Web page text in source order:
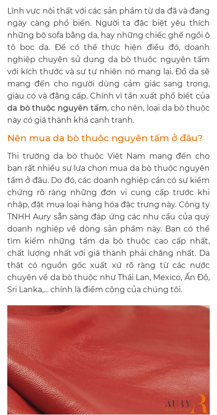
Lĩnh vực nội thất với các sản phẩm từ da đã và đang
ngày càng phổ biến. Người ta đặc biệt yêu thích
những bộ sofa bằng da, hay những chiếc ghế ngồi ô
tô bọc da. Để có thể thực hiện điều đó, doanh
nghiệp chuyên sử dụng da bò thuộc nguyên tấm
với kích thước và sự tự nhiên nó mang lại. Đồ da sẽ
mang đến cho người dùng cảm giác sang trọng,
giàu có và đẳng cấp. Chính vì tần xuất phổ biết của
da bò thuộc nguyên tấm, cho nên, loại da bò thuộc
này có giá thành khá cạnh tranh.
Nên mua da bò thuộc nguyên tấm ở đâu?
Thị trường da bò thuộc Việt Nam mang đến cho
bạn rất nhiều sự lựa chọn mua da bò thuộc nguyên
tấm ở đâu. Do đó, các doanh nghiệp cần có sự kiểm
chứng rõ ràng những đơn vị cung cấp trước khi
nhập, đặt mua loại hàng hóa đặc trưng này. Công ty
TNHH Aury sẵn sàng đáp ứng các nhu cầu của quý
doanh nghiệp về dòng sản phẩm này. Bạn có thể
tìm kiếm những tấm da bò thuộc cao cấp nhất,
chất lượng nhất với giá thành phải chăng nhất. Da
thật có nguồn gốc xuất xứ rõ ràng từ các nước
chuyên về da bò thuộc như Thái Lan, Mexico, Ấn Độ,
Sri Lanka,… chính là điểm cộng của chúng tôi.